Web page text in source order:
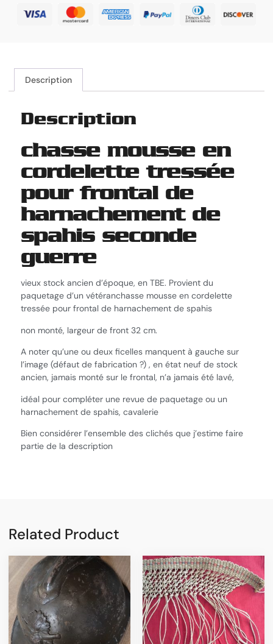
Description
Description
chasse mousse en
cordelette tressée
pour frontal de
harnachement de
spahis seconde
guerre
vieux stock ancien d’époque, en TBE. Provient du
paquetage d’un vétéranchasse mousse en cordelette
tressée pour frontal de harnachement de spahis
non monté, largeur de front 32 cm.
A noter qu’une ou deux ficelles manquent à gauche sur
l’image (défaut de fabrication ?) , en état neuf de stock
ancien, jamais monté sur le frontal, n’a jamais été lavé,
idéal pour compléter une revue de paquetage ou un
harnachement de spahis, cavalerie
Bien considérer l’ensemble des clichés que j’estime faire
partie de la description
Related Product